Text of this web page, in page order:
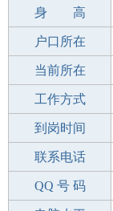
学 历
身 高
毕业学校
户口所在
所学专业
当前所在
工作经验
工作方式
驾 照
到岗时间
期望月薪
联系电话
手机号码
QQ 号 码